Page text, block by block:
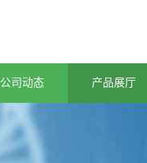
公司动态 产品展厅